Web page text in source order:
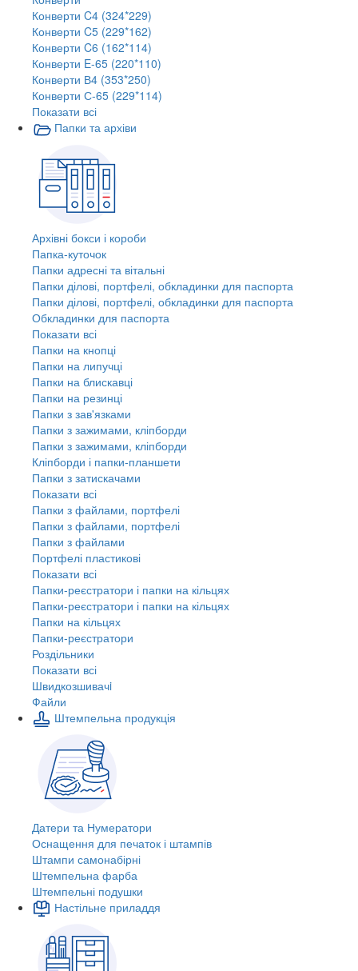
Конверти C4 (324*229)
Конверти C5 (229*162)
Конверти C6 (162*114)
Конверти E-65 (220*110)
Конверти В4 (353*250)
Конверти С-65 (229*114)
Показати всі
Папки та архіви
Архівні бокси і короби
Папка-куточок
Папки адресні та вітальні
Папки ділові, портфелі, обкладинки для паспорта
Папки ділові, портфелі, обкладинки для паспорта
Обкладинки для паспорта
Показати всі
Папки на кнопці
Папки на липучці
Папки на блискавці
Папки на резинці
Папки з зав'язками
Папки з зажимами, кліпборди
Папки з зажимами, кліпборди
Кліпборди і папки-планшети
Папки з затискачами
Показати всі
Папки з файлами, портфелі
Папки з файлами, портфелі
Папки з файлами
Портфелі пластикові
Показати всі
Папки-реєстратори і папки на кільцях
Папки-реєстратори і папки на кільцях
Папки на кільцях
Папки-реєстратори
Роздільники
Показати всі
Швидкозшивачi
Файли
Штемпельна продукція
Датери та Нумератори
Оснащення для печаток і штампів
Штампи самонабірні
Штемпельна фарба
Штемпельні подушки
Настільне приладдя